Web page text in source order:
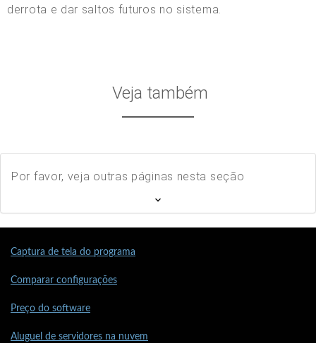
derrota e dar saltos futuros no sistema.
Veja também
Por favor, veja outras páginas nesta seção
Captura de tela do programa
Comparar configurações
Preço do software
Aluguel de servidores na nuvem